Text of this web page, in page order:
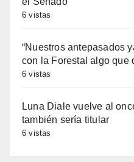
6 vistas
“Nuestros antepasados
con la Forestal algo que
6 vistas
Luna Diale vuelve al
también sería titular
6 vistas